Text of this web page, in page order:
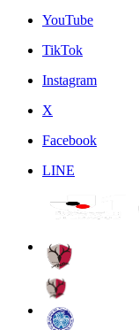
YouTube
TikTok
Instagram
X
Facebook
LINE